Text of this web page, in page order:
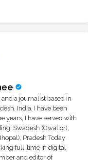
a journalist based in
India. I have been
years, I have served with
Swadesh (Gwalior),
Pradesh Today
full-time in digital
and editor of